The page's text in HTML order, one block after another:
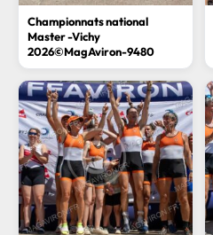
Championnats national
Master -Vichy
2026©MagAviron-9480